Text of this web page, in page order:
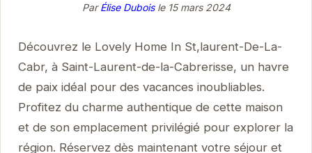
ParÉlise Duboisle 15 mars 2024
Découvrez le Lovely Home In St,laurent-De-La-
Cabr, à Saint-Laurent-de-la-Cabrerisse, un havre
de paix idéal pour des vacances inoubliables.
Profitez du charme authentique de cette maison
et de son emplacement privilégié pour explorer la
région. Réservez dès maintenant votre séjour et